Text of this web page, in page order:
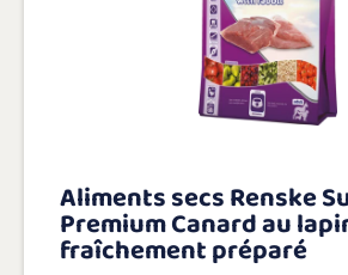
Aliments secs Renske
Premium Canard au
fraîchement préparé